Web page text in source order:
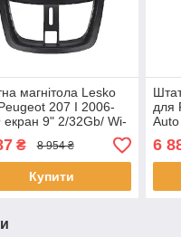
магнітола Lesko
207 I 2006-
екран 9" 2/32Gb/ Wi-
шт.
₴ 8 954 ₴
Купити
для
1 шт.
6